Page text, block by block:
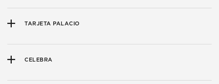
TARJETA PALACIO
CELEBRA